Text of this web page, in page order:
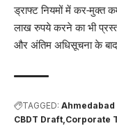
ड्राफ्ट नियमों में कर-मुक्त
लाख रुपये करने का भी
और अंतिम अधिसूचना के बाद
TAGGED: Ahmedabad
CBDT Draft Corporate